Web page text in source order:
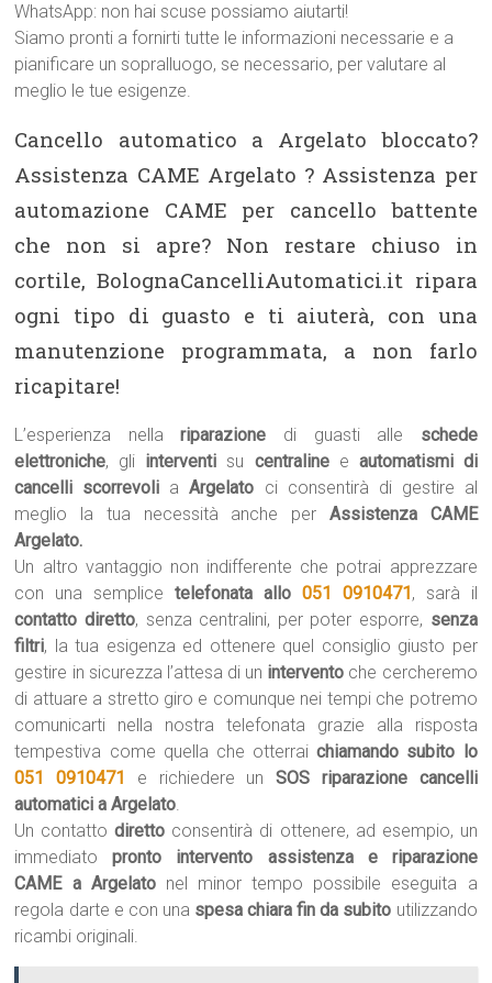
WhatsApp: non hai scuse possiamo aiutarti!
Siamo pronti a fornirti tutte le informazioni necessarie e a
pianificare un sopralluogo, se necessario, per valutare al
meglio le tue esigenze.
Cancello automatico a Argelato bloccato?
Assistenza CAME Argelato ? Assistenza per
automazione CAME per cancello battente
che non si apre? Non restare chiuso in
cortile, BolognaCancelliAutomatici.it ripara
ogni tipo di guasto e ti aiuterà, con una
manutenzione programmata, a non farlo
ricapitare!
L’esperienza nellariparazione di guasti alle schede
elettroniche, gli interventi su centralinee automatismi di
cancelli scorrevoli aArgelato ci consentirà di gestire al
meglio la tua necessità anche per Assistenza CAME
Argelato.
Un altro vantaggio non indifferente che potrai apprezzare
con una semplicetelefonata allo 051 0910471, sarà il
contatto diretto, senza centralini, per poter esporre, senza
filtri, la tua esigenza ed ottenere quel consiglio giusto per
gestire in sicurezza l’attesa di un intervento che cercheremo
di attuare a stretto giro e comunque nei tempi che potremo
comunicarti nella nostra telefonata grazie alla risposta
tempestiva come quella che otterraichiamando subito lo
051 0910471
e richiedere unSOS riparazione cancelli
automatici a Argelato.
Un contattodiretto consentirà di ottenere, ad esempio, un
immediatopronto intervento assistenza e riparazione
CAME a Argelato nel minor tempo possibile eseguita a
regola darte e con una spesa chiara fin da subito utilizzando
ricambi originali.